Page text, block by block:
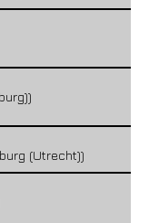
(Utrecht))